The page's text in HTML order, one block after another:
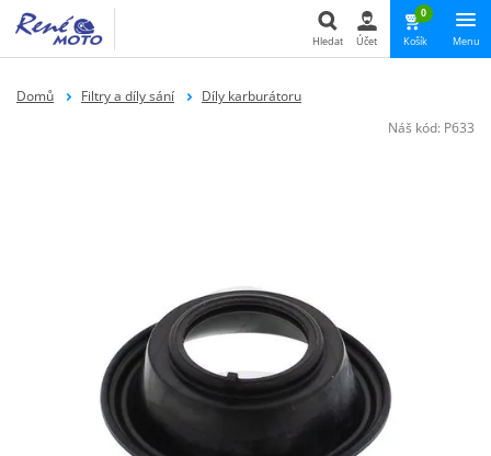
Hledat Účet
0
Košík Menu
Domů Filtry a díly sání
Díly karburátoru
Náš kód: P633